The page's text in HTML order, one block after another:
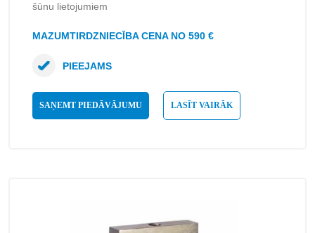
šūnu lietojumiem
MAZUMTIRDZNIECĪBA CENA NO 590 €
SAŅEMT PIEDĀVĀJUMU LASĪT VAIRĀK
PIEEJAMS